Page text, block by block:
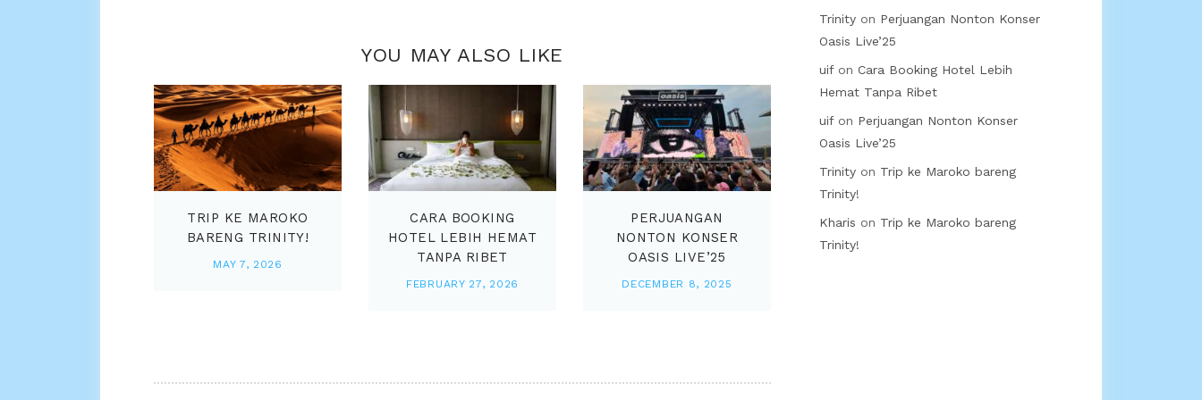
YOU MAY ALSO LIKE
TRIP KE MAROKO
BARENG TRINITY!
MAY 7, 2026
CARA BOOKING
HOTEL LEBIH HEMAT
TANPA RIBET
FEBRUARY 27, 2026
PERJUANGAN
NONTON KONSER
OASIS LIVE’25
DECEMBER 8, 2025
Trinity on Perjuangan Nonton Konser
Oasis Live’25
uifon Cara Booking Hotel Lebih
Hemat Tanpa Ribet
uifon Perjuangan Nonton Konser
Oasis Live’25
Trinity on Trip ke Maroko bareng
Trinity!
Kharis on Trip ke Maroko bareng
Trinity!